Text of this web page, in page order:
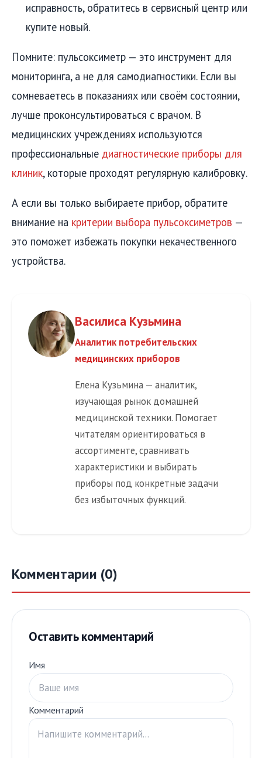
исправность, обратитесь в сервисный центр или
купите новый.
Помните: пульсоксиметр — это инструмент для
мониторинга, а не для самодиагностики. Если вы
сомневаетесь в показаниях или своём состоянии,
лучше проконсультироваться с врачом. В
медицинских учреждениях используются
профессиональные диагностические приборы для
клиник, которые проходят регулярную калибровку.
А если вы только выбираете прибор, обратите
внимание на критерии выбора пульсоксиметров —
это поможет избежать покупки некачественного
устройства.
Василиса Кузьмина
Аналитик потребительских
медицинских приборов
Елена Кузьмина — аналитик,
изучающая рынок домашней
медицинской техники. Помогает
читателям ориентироваться в
ассортименте, сравнивать
характеристики и выбирать
приборы под конкретные задачи
без избыточных функций.
Комментарии (0)
Оставить комментарий
Имя
Комментарий